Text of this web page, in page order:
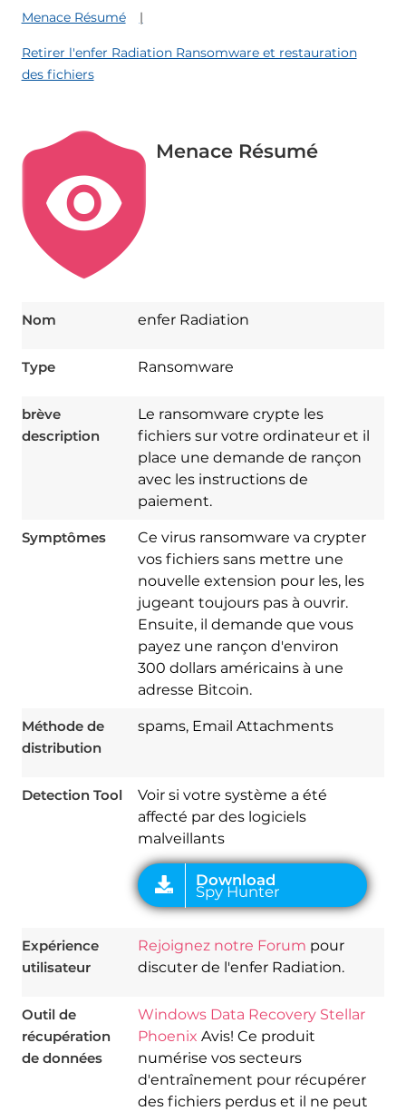
Menace Résumé
Retirer l'enfer Radiation Ransomware et restauration
des fichiers
Menace Résumé
Nom enfer Radiation
Type Ransomware
brève
description
Le ransomware crypte les
fichiers sur votre ordinateur et il
place une demande de rançon
avec les instructions de
paiement.
Symptômes
Ce virus ransomware va crypter
vos fichiers sans mettre une
nouvelle extension pour les, les
jugeant toujours pas à ouvrir.
Ensuite, il demande que vous
payez une rançon d'environ
300 dollars américains à une
adresse Bitcoin.
Méthode de
distribution
spams, Email Attachments
Detection Tool
Voir si votre système a été
affecté par des logiciels
malveillants
Expérience
utilisateur
Rejoignez notre Forum pour
discuter de l'enfer Radiation.
Outil de
récupération
de données
Windows Data Recovery Stellar
Phoenix Avis! Ce produit
numérise vos secteurs
d'entraînement pour récupérer
des fichiers perdus et il ne peut